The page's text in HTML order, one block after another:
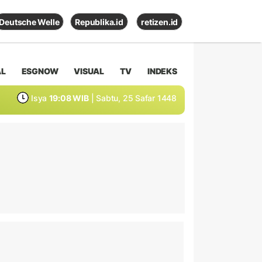
Deutsche Welle Republika.id retizen.id
ESGNOW VISUAL TV INDEKS
Isya 19:08 WIB | Sabtu, 25 Safar 1448